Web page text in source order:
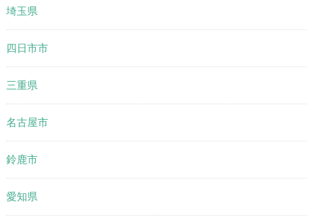
埼玉県
四日市市
三重県
名古屋市
鈴鹿市
愛知県